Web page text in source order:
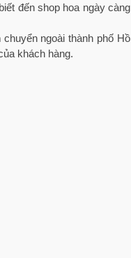
đến shop hoa ngày càng
ngoài thành phố Hồ
khách hàng.